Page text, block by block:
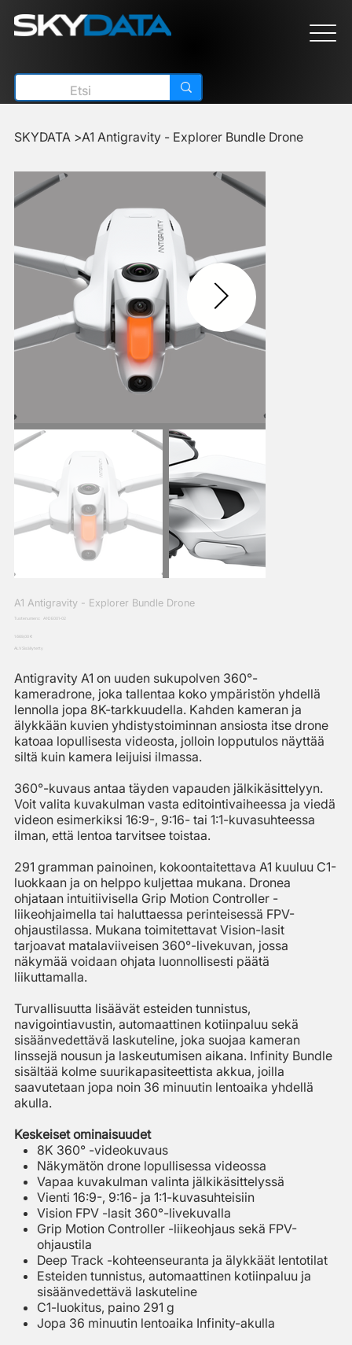
SKYDATA >A1 Antigravity - Explorer Bundle Drone
A1 Antigravity - Explorer Bundle Drone
Tuotenumero:
SKU
A1:DE001-02
Hinta
1 669,00 €
ALV Sisällytetty
Antigravity A1 on uuden sukupolven 360°-
kameradrone, joka tallentaa koko ympäristön yhdellä
lennolla jopa 8K-tarkkuudella. Kahden kameran ja
älykkään kuvien yhdistystoiminnan ansiosta itse drone
katoaa lopullisesta videosta, jolloin lopputulos näyttää
siltä kuin kamera leijuisi ilmassa.
360°-kuvaus antaa täyden vapauden jälkikäsittelyyn.
Voit valita kuvakulman vasta editointivaiheessa ja viedä
videon esimerkiksi 16:9-, 9:16- tai 1:1-kuvasuhteessa
ilman, että lentoa tarvitsee toistaa.
291 gramman painoinen, kokoontaitettava A1 kuuluu C1-
luokkaan ja on helppo kuljettaa mukana. Dronea
ohjataan intuitiivisella Grip Motion Controller -
liikeohjaimella tai haluttaessa perinteisessä FPV-
ohjaustilassa. Mukana toimitettavat Vision-lasit
tarjoavat matalaviiveisen 360°-livekuvan, jossa
näkymää voidaan ohjata luonnollisesti päätä
liikuttamalla.
Turvallisuutta lisäävät esteiden tunnistus,
navigointiavustin, automaattinen kotiinpaluu sekä
sisäänvedettävä laskuteline, joka suojaa kameran
linssejä nousun ja laskeutumisen aikana. Infinity Bundle
sisältää kolme suurikapasiteettista akkua, joilla
saavutetaan jopa noin 36 minuutin lentoaika yhdellä
akulla.
Keskeiset ominaisuudet
8K 360° -videokuvaus
Näkymätön drone lopullisessa videossa
Vapaa kuvakulman valinta jälkikäsittelyssä
Vienti 16:9-, 9:16- ja 1:1-kuvasuhteisiin
Vision FPV -lasit 360°-livekuvalla
Grip Motion Controller -liikeohjaus sekä FPV-
ohjaustila
Deep Track -kohteenseuranta ja älykkäät lentotilat
Esteiden tunnistus, automaattinen kotiinpaluu ja
sisäänvedettävä laskuteline
C1-luokitus, paino 291 g
Jopa 36 minuutin lentoaika Infinity-akulla